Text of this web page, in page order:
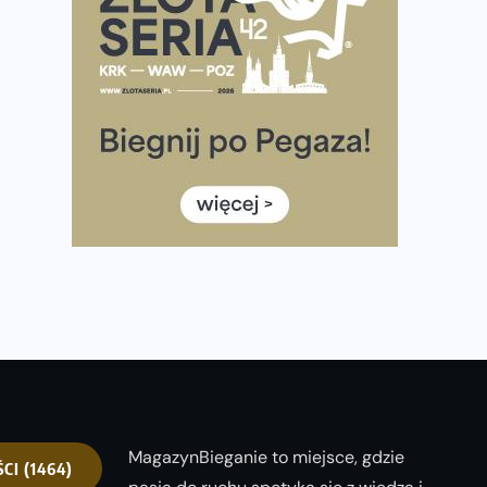
półmaratonem
Już w tę sobotę 35. Bieg Powstania Warszawskiego.
Wystartuje rekordowa liczba uczestników
poradnik przed startem
Ile razy w tygodniu biegać? 3 treningi wystarczą? Jak
często biegać, żeby robić postępy
Już w ten weekend! Przed nami Nocny Portowy
(1464)
MagazynBieganie to miejsce, gdzie